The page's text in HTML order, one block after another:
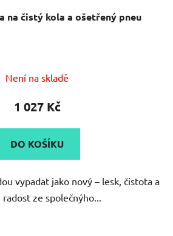
na čistý kola a ošetřený pneu
Není na skladě
1 027 Kč
DO KOŠÍKU
vypadat jako nový – lesk, čistota a
ze společnýho...